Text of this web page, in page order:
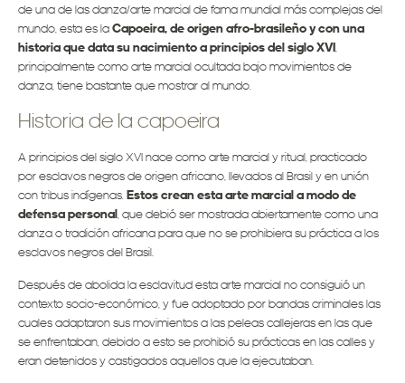
de una de las danza/arte marcial de fama mundial más complejas del
mundo, esta es laCapoeira, de origen afro-brasileño y con una
historia que data su nacimiento a principios del siglo XVI
principalmente como arte marcial ocultada bajo movimientos de
danza, tiene bastante que mostrar al mundo.
Historia de la capoeira
A principios del siglo XVI nace como arte marcial y ritual, practicado
por esclavos negros de origen africano, llevados al Brasil y en unión
con tribus indígenas. Estos crean esta arte marcial a modo de
defensa personal , que debió ser mostrada abiertamente como una
danza o tradición africana para que no se prohibiera su práctica a los
esclavos negros del Brasil.
Después de abolida la esclavitud esta arte marcial no consiguió un
contexto socio-económico, y fue adoptado por bandas criminales las
cuales adaptaron sus movimientos a las peleas callejeras en las que
se enfrentaban, debido a esto se prohibió su prácticas en las calles y
eran detenidos y castigados aquellos que la ejecutaban.